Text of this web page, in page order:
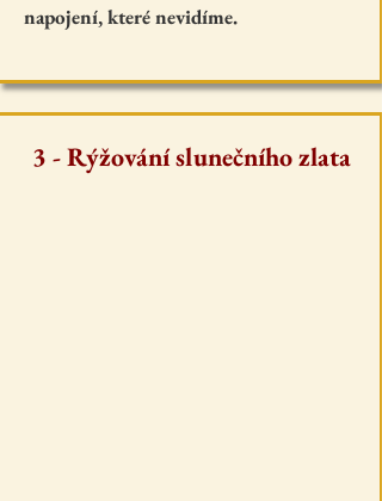
napojení, které nevidíme.
3 - Rýžování slunečního zlata